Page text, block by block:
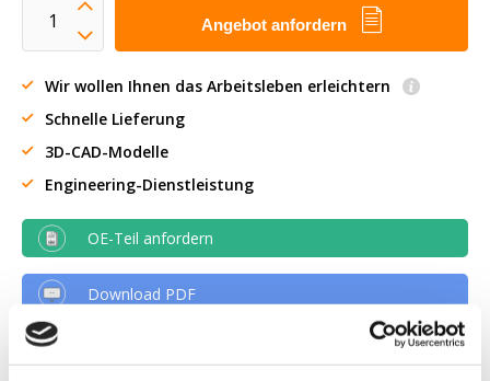
Angebot anfordern
Wir wollen Ihnen das Arbeitsleben erleichtern
Schnelle Lieferung
3D-CAD-Modelle
Engineering-Dienstleistung
OE-Teil anfordern
Download PDF